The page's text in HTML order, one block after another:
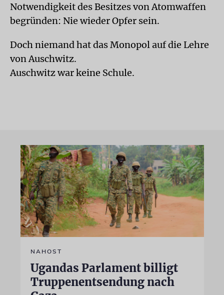
Notwendigkeit des Besitzes von Atomwaffen
begründen: Nie wieder Opfer sein.
Doch niemand hat das Monopol auf die Lehre
von Auschwitz.
Auschwitz war keine Schule.
NAHOST
Ugandas Parlament billigt
Truppenentsendung nach